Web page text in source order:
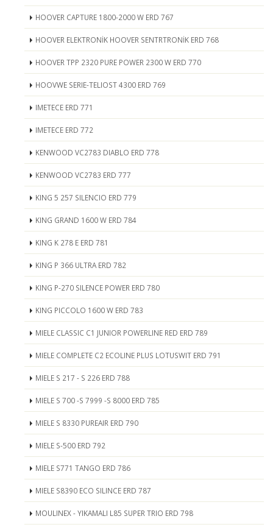
HOOVER CAPTURE 1800-2000 W ERD 767
HOOVER ELEKTRONİK HOOVER SENTRTRONİK ERD 768
HOOVER TPP 2320 PURE POWER 2300 W ERD 770
HOOVWE SERIE-TELIOST 4300 ERD 769
IMETECE ERD 771
IMETECE ERD 772
KENWOOD VC2783 DIABLO ERD 778
KENWOOD VC2783 ERD 777
KING 5 257 SILENCIO ERD 779
KING GRAND 1600 W ERD 784
KING K 278 E ERD 781
KING P 366 ULTRA ERD 782
KING P-270 SILENCE POWER ERD 780
KING PICCOLO 1600 W ERD 783
MIELE CLASSIC C1 JUNIOR POWERLINE RED ERD 789
MIELE COMPLETE C2 ECOLINE PLUS LOTUSWIT ERD 791
MIELE S 217 - S 226 ERD 788
MIELE S 700 -S 7999 -S 8000 ERD 785
MIELE S 8330 PUREAIR ERD 790
MIELE S-500 ERD 792
MIELE S771 TANGO ERD 786
MIELE S8390 ECO SILINCE ERD 787
MOULINEX - YIKAMALI L85 SUPER TRIO ERD 798